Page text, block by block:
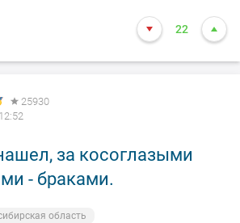
22
25930
за косоглазыми
- браками.
область